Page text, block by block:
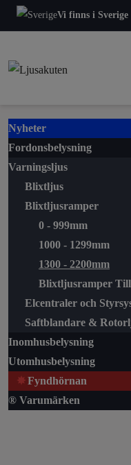
Vi finns i Sverige
Nyheter
Fordonsbelysning
Varningsljus
Blixtljus
Blixtljusramper
0 - 999mm
1000 - 1299mm
1300 - 2200mm
Blixtljusramper
Elcentraler och
Saftblandare &
Inomhusbelysning
Utomhusbelysning
Fyndhörnan
® Varumärken